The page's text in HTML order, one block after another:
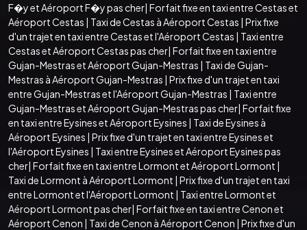
F�y et Aéroport F�y pas cher| Forfait fixe en taxi entre Cestas et
Aéroport Cestas | Taxi de Cestas à Aéroport Cestas | Prix fixe
d'un trajet en taxi entre Cestas et l'Aéroport Cestas | Taxi entre
Cestas et Aéroport Cestas pas cher| Forfait fixe en taxi entre
Gujan-Mestras et Aéroport Gujan-Mestras | Taxi de Gujan-
Mestras à Aéroport Gujan-Mestras | Prix fixe d'un trajet en taxi
entre Gujan-Mestras et l'Aéroport Gujan-Mestras | Taxi entre
Gujan-Mestras et Aéroport Gujan-Mestras pas cher| Forfait fixe
en taxi entre Eysines et Aéroport Eysines | Taxi de Eysines à
Aéroport Eysines | Prix fixe d'un trajet en taxi entre Eysines et
l'Aéroport Eysines | Taxi entre Eysines et Aéroport Eysines pas
cher| Forfait fixe en taxi entre Lormont et Aéroport Lormont |
Taxi de Lormont à Aéroport Lormont | Prix fixe d'un trajet en taxi
entre Lormont et l'Aéroport Lormont | Taxi entre Lormont et
Aéroport Lormont pas cher| Forfait fixe en taxi entre Cenon et
Aéroport Cenon | Taxi de Cenon à Aéroport Cenon | Prix fixe d'un